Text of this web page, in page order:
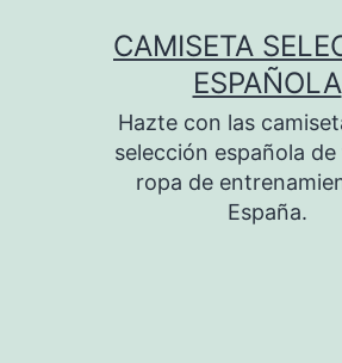
CAMISETA
ESPAÑOLA
Hazte con las
selección española
ropa de
España.